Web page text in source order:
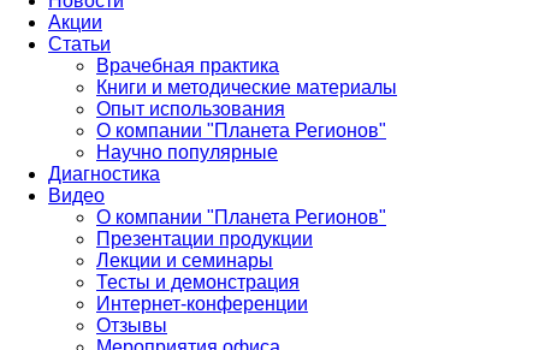
Акции
Статьи
Врачебная практика
Книги и методические материалы
Опыт использования
О компании "Планета Регионов"
Научно популярные
Диагностика
Видео
О компании "Планета Регионов"
Презентации продукции
Лекции и семинары
Тесты и демонстрация
Интернет-конференции
Отзывы